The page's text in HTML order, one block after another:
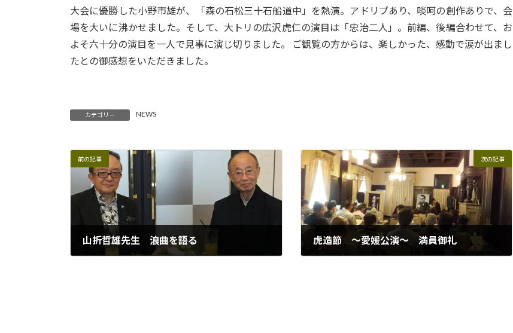
大会に優勝した小野市雄が、「森の石松三十石船道中」を熱演。アドリブあり、啖呵の創作ありで、会
場を大いに沸かせました。そして、大トリの広沢虎仁の演目は「忠治二人」。前編、後編合わせて、お
よそ六十分の演目を一人で見事に演じ切りました。 ご観覧の方からは、楽しかった、感動で涙が出まし
たとの御感想をいただきました。
カテゴリー NEWS
前の記事
山折哲雄先生 浪曲を語る
次の記事
虎造節 ～愛媛公演～ 満員御礼